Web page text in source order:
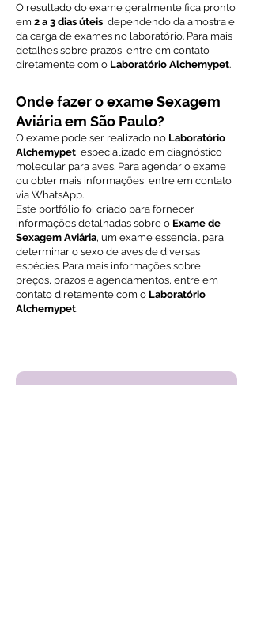
O resultado do exame geralmente fica pronto
em 2 a 3 dias úteis, dependendo da amostra e
da carga de exames no laboratório. Para mais
detalhes sobre prazos, entre em contato
diretamente com o Laboratório Alchemypet.
Onde fazer o exame Sexagem
Aviária em São Paulo?
O exame pode ser realizado no Laboratório
Alchemypet, especializado em diagnóstico
molecular para aves. Para agendar o exame
ou obter mais informações, entre em contato
via WhatsApp.
Este portfólio foi criado para fornecer
informações detalhadas sobre o Exame de
Sexagem Aviária, um exame essencial para
determinar o sexo de aves de diversas
espécies. Para mais informações sobre
preços, prazos e agendamentos, entre em
contato diretamente com o Laboratório
Alchemypet.